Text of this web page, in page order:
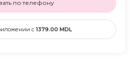
по телефону
с 1379.00 MDL